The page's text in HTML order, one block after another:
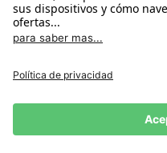
Condiciones Compra
Aviso Legal